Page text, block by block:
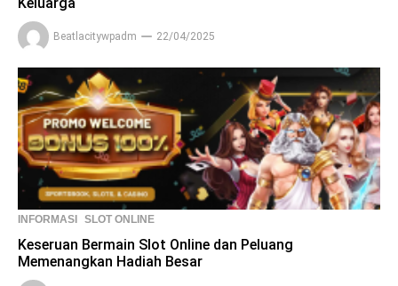
Beatlacitywpadm 22/04/2025
INFORMASI SLOT ONLINE
Keseruan Bermain Slot Online dan Peluang
Memenangkan Hadiah Besar